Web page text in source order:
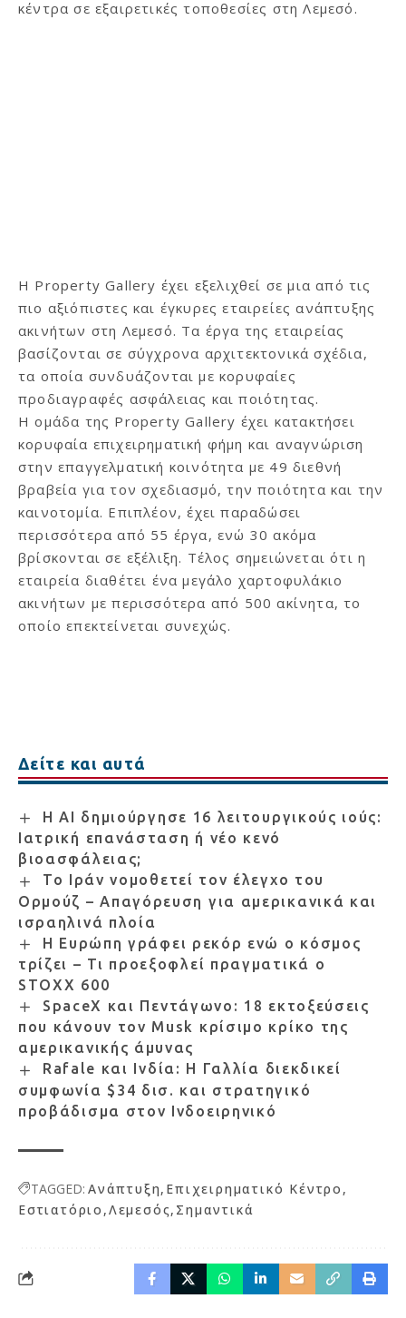
κέντρα σε εξαιρετικές τοποθεσίες στη Λεμεσό.
Η Property Gallery έχει εξελιχθεί σε μια από τις
πιο αξιόπιστες και έγκυρες εταιρείες ανάπτυξης
ακινήτων στη Λεμεσό. Τα έργα της εταιρείας
βασίζονται σε σύγχρονα αρχιτεκτονικά σχέδια,
τα οποία συνδυάζονται με κορυφαίες
προδιαγραφές ασφάλειας και ποιότητας.
Η ομάδα της Property Gallery έχει κατακτήσει
κορυφαία επιχειρηματική φήμη και αναγνώριση
στην επαγγελματική κοινότητα με 49 διεθνή
βραβεία για τον σχεδιασμό, την ποιότητα και την
καινοτομία. Επιπλέον, έχει παραδώσει
περισσότερα από 55 έργα, ενώ 30 ακόμα
βρίσκονται σε εξέλιξη. Τέλος σημειώνεται ότι η
εταιρεία διαθέτει ένα μεγάλο χαρτοφυλάκιο
ακινήτων με περισσότερα από 500 ακίνητα, το
οποίο επεκτείνεται συνεχώς.
Δείτε και αυτά
Η AI δημιούργησε 16 λειτουργικούς ιούς:
Ιατρική επανάσταση ή νέο κενό
βιοασφάλειας;
Το Ιράν νομοθετεί τον έλεγχο του
Ορμούζ – Απαγόρευση για αμερικανικά και
ισραηλινά πλοία
Η Ευρώπη γράφει ρεκόρ ενώ ο κόσμος
τρίζει – Τι προεξοφλεί πραγματικά ο
STOXX 600
SpaceX και Πεντάγωνο: 18 εκτοξεύσεις
που κάνουν τον Musk κρίσιμο κρίκο της
αμερικανικής άμυνας
Rafale και Ινδία: Η Γαλλία διεκδικεί
συμφωνία $34 δισ. και στρατηγικό
προβάδισμα στον Ινδοειρηνικό
TAGGED: Ανάπτυξη Επιχειρηματικό Κέντρο
Εστιατόριο Λεμεσός Σημαντικά